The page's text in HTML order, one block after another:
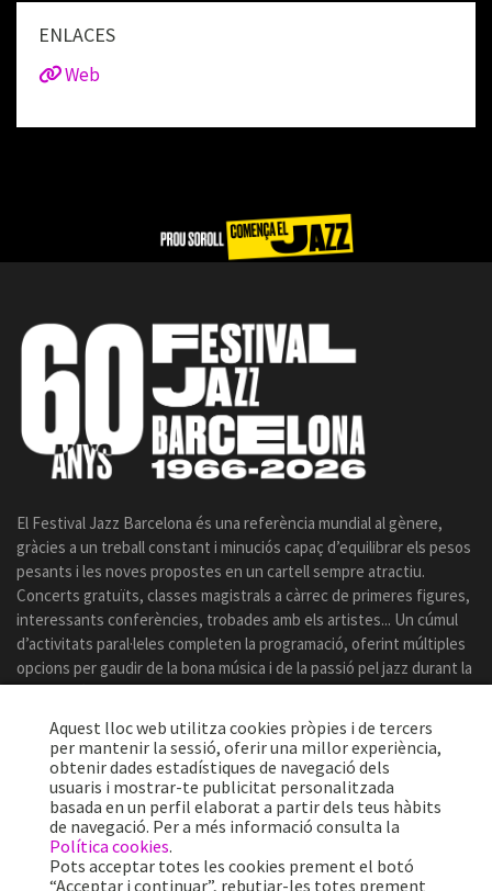
ENLACES
Web
El Festival Jazz Barcelona és una referència mundial al gènere,
gràcies a un treball constant i minuciós capaç d’equilibrar els pesos
pesants i les noves propostes en un cartell sempre atractiu.
Concerts gratuïts, classes magistrals a càrrec de primeres figures,
interessants conferències, trobades amb els artistes... Un cúmul
d’activitats paral·leles completen la programació, oferint múltiples
opcions per gaudir de la bona música i de la passió pel jazz durant la
celebració del certamen.
Aquest lloc web utilitza cookies pròpies i de tercers
per mantenir la sessió, oferir una millor experiència,
obtenir dades estadístiques de navegació dels
usuaris i mostrar-te publicitat personalitzada
basada en un perfil elaborat a partir dels teus hàbits
de navegació. Per a més informació consulta la
Política cookies.
Pots acceptar totes les cookies prement el botó
“Acceptar i continuar”, rebutjar-les totes prement